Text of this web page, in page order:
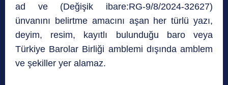
ad ve (Değişik ibare:RG-9/8/2024-32627)
ünvanını belirtme amacını aşan her türlü yazı,
deyim, resim, kayıtlı bulunduğu baro veya
Türkiye Barolar Birliği amblemi dışında amblem
ve şekiller yer alamaz.